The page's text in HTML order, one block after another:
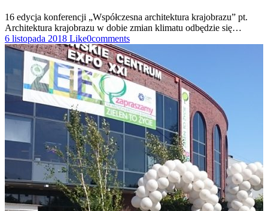
16 edycja konferencji „Współczesna architektura krajobrazu” pt.
Architektura krajobrazu w dobie zmian klimatu odbędzie się…
6 listopada 2018 Like0comments